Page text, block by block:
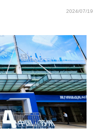
与数据库领域的深度融合，不仅
2024/07/19